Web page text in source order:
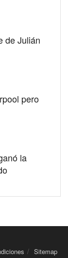
de Julián
pero
la
Sitemap